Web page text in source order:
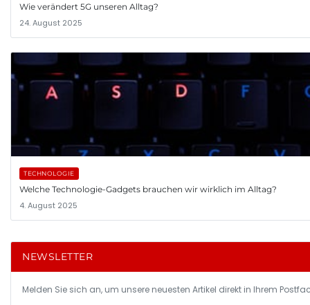
Wie verändert 5G unseren Alltag?
24. August 2025
TECHNOLOGIE
Welche Technologie-Gadgets brauchen wir wirklich im Alltag?
4. August 2025
NEWSLETTER
Melden Sie sich an, um unsere neuesten Artikel direkt in Ihrem